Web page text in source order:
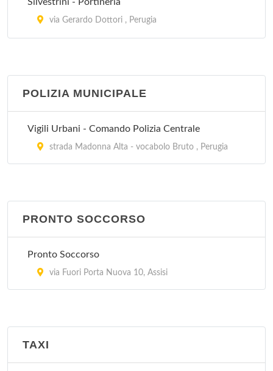
via Gerardo Dottori , Perugia
Unificato di Prenotazione del Pozzo
via del Pozzo , Perugia
piazzale Europa , Perugia
POLIZIA MUNICIPALE
Vigili Urbani - Comando Polizia Centrale
strada Madonna Alta - vocabolo Bruto , Perugia
PRONTO SOCCORSO
Pronto Soccorso
via Fuori Porta Nuova 10, Assisi
TAXI